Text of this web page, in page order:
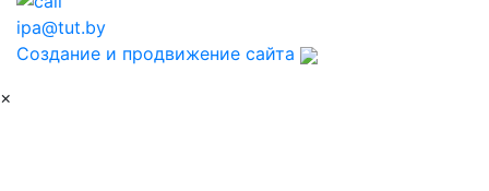
ipa@tut.by
Создание и продвижение сайта
×